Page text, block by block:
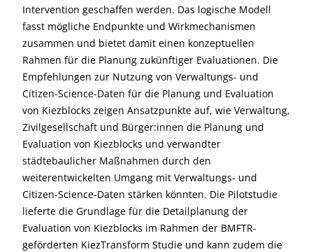
Intervention geschaffen werden. Das logische Modell
fasst mögliche Endpunkte und Wirkmechanismen
zusammen und bietet damit einen konzeptuellen
Rahmen für die Planung zukünftiger Evaluationen. Die
Empfehlungen zur Nutzung von Verwaltungs- und
Citizen-Science-Daten für die Planung und Evaluation
von Kiezblocks zeigen Ansatzpunkte auf, wie Verwaltung,
Zivilgesellschaft und Bürger:innen die Planung und
Evaluation von Kiezblocks und verwandter
städtebaulicher Maßnahmen durch den
weiterentwickelten Umgang mit Verwaltungs- und
Citizen-Science-Daten stärken könnten. Die Pilotstudie
lieferte die Grundlage für die Detailplanung der
Evaluation von Kiezblocks im Rahmen der BMFTR-
geförderten KiezTransform Studie und kann zudem die